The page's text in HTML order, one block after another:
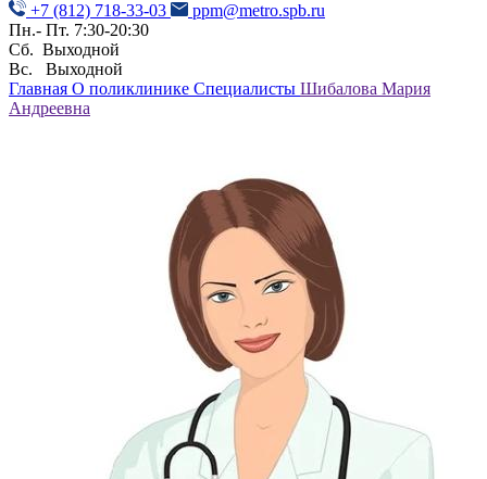
+7 (812) 718-33-03
ppm@metro.spb.ru
Пн.- Пт. 7:30-20:30
Сб. Выходной
Вс. Выходной
Главная О поликлинике Специалисты Шибалова Мария
Андреевна